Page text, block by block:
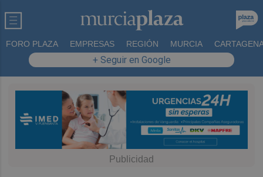
FORO PLAZA EMPRESAS REGIÓN MURCIA
+ Seguir en Google